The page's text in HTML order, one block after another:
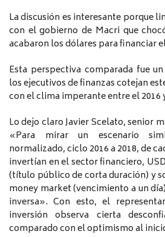
La discusión es interesante porque
con el gobierno de Macri que
acabaron los dólares para financiar
Esta perspectiva comparada fue
los ejecutivos de finanzas cotejan
con el clima imperante entre el 2016
Lo dejo claro Javier Scelato, senior
«Para mirar un escenario
normalizado, ciclo 2016 a 2018, de
invertían en el sector financiero,
(título público de corta duración) y
money market (vencimiento a un
inversa». Con esto, el
inversión observa cierta
comparado con el optimismo al